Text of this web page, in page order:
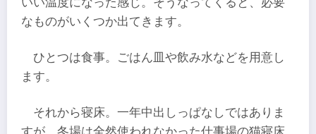
なものがいくつか出てきます。
ひとつは食事。ごはん皿や飲み水などを用意し
ます。
それから寝床。一年中出しっぱなしではありま